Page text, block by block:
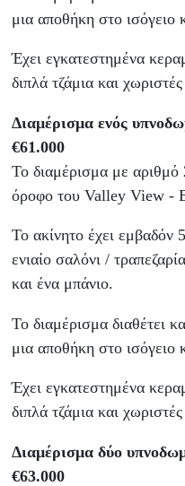
μια αποθήκη στο ισόγειο
Έχει εγκατεστημένα
διπλά τζάμια και
Διαμέρισμα ενός
€61.000
Το διαμέρισμα με αριθμό
όροφο του Valley View -
Το ακίνητο έχει εμβαδόν
ενιαίο σαλόνι /
και ένα μπάνιο.
Το διαμέρισμα διαθέτει
μια αποθήκη στο ισόγειο
Έχει εγκατεστημένα
διπλά τζάμια και
Διαμέρισμα δύο
€63.000